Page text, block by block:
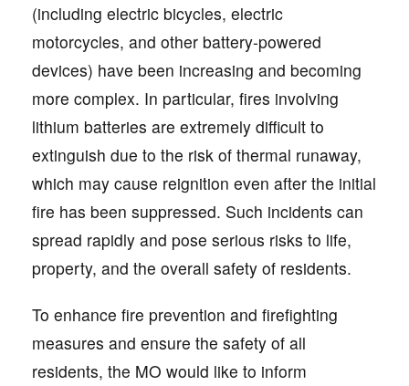
(including electric bicycles, electric
motorcycles, and other battery-powered
devices) have been increasing and becoming
more complex. In particular, fires involving
lithium batteries are extremely difficult to
extinguish due to the risk of thermal runaway,
which may cause reignition even after the initial
fire has been suppressed. Such incidents can
spread rapidly and pose serious risks to life,
property, and the overall safety of residents.
To enhance fire prevention and firefighting
measures and ensure the safety of all
residents, the MO would like to inform